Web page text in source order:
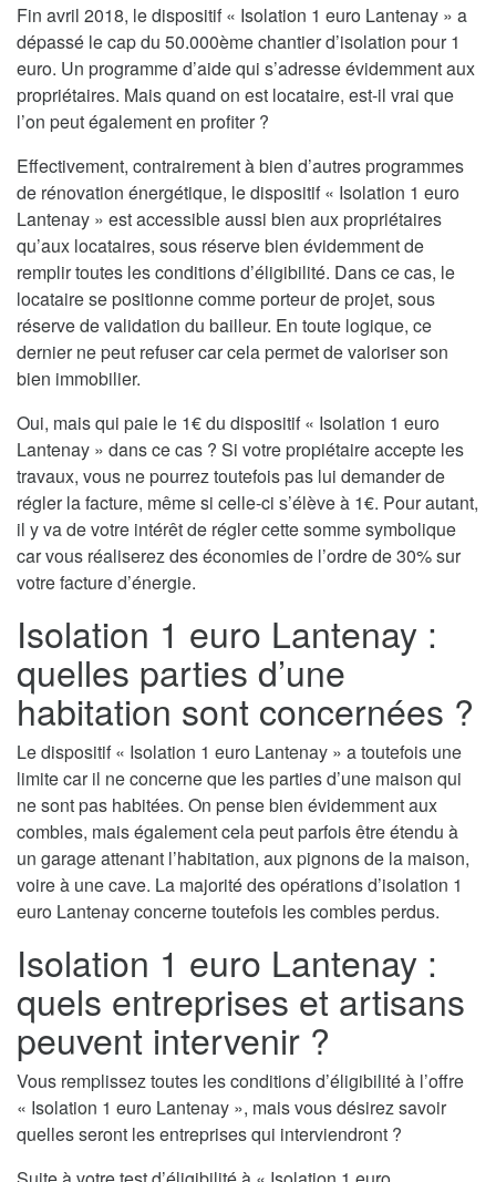
Fin avril 2018, le dispositif « Isolation 1 euro Lantenay » a
dépassé le cap du 50.000ème chantier d’isolation pour 1
euro. Un programme d’aide qui s’adresse évidemment aux
propriétaires. Mais quand on est locataire, est-il vrai que
l’on peut également en profiter ?
Effectivement, contrairement à bien d’autres programmes
de rénovation énergétique, le dispositif « Isolation 1 euro
Lantenay » est accessible aussi bien aux propriétaires
qu’aux locataires, sous réserve bien évidemment de
remplir toutes les conditions d’éligibilité. Dans ce cas, le
locataire se positionne comme porteur de projet, sous
réserve de validation du bailleur. En toute logique, ce
dernier ne peut refuser car cela permet de valoriser son
bien immobilier.
Oui, mais qui paie le 1€ du dispositif « Isolation 1 euro
Lantenay » dans ce cas ? Si votre propiétaire accepte les
travaux, vous ne pourrez toutefois pas lui demander de
régler la facture, même si celle-ci s’élève à 1€. Pour autant,
il y va de votre intérêt de régler cette somme symbolique
car vous réaliserez des économies de l’ordre de 30% sur
votre facture d’énergie.
Isolation 1 euro Lantenay :
quelles parties d’une
habitation sont concernées ?
Le dispositif « Isolation 1 euro Lantenay » a toutefois une
limite car il ne concerne que les parties d’une maison qui
ne sont pas habitées. On pense bien évidemment aux
combles, mais également cela peut parfois être étendu à
un garage attenant l’habitation, aux pignons de la maison,
voire à une cave. La majorité des opérations d’isolation 1
euro Lantenay concerne toutefois les combles perdus.
Isolation 1 euro Lantenay :
quels entreprises et artisans
peuvent intervenir ?
Vous remplissez toutes les conditions d’éligibilité à l’offre
« Isolation 1 euro Lantenay », mais vous désirez savoir
quelles seront les entreprises qui interviendront ?